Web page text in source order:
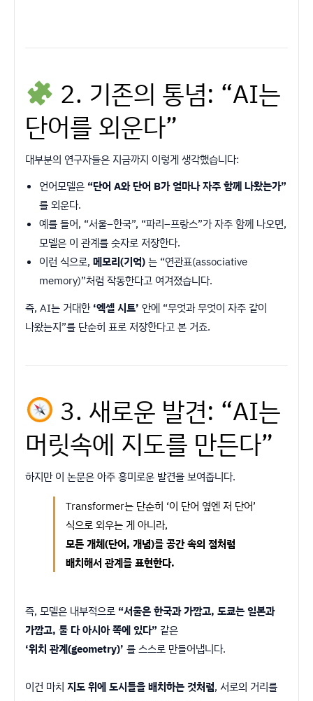
2. 기존의 통념: “AI는
단어를 외운다”
대부분의 연구자들은 지금까지 이렇게 생각했습니다:
언어모델은 “단어 A와 단어 B가 얼마나 자주 함께 나왔는가”
를 외운다.
예를 들어, “서울–한국”, “파리–프랑스”가 자주 함께 나오면,
모델은 이 관계를 숫자로 저장한다.
이런 식으로, 메모리(기억)는 “연관표(associative
memory)”처럼 작동한다고 여겨졌습니다.
즉, AI는 거대한‘엑셀 시트’ 안에 “무엇과 무엇이 자주 같이
나왔는지”를 단순히 표로 저장한다고 본 거죠.
3. 새로운 발견: “AI는
머릿속에 지도를 만든다”
하지만 이 논문은 아주 흥미로운 발견을 보여줍니다.
Transformer는 단순히 ‘이 단어 옆엔 저 단어’
식으로 외우는 게 아니라,
모든 개체(단어, 개념)를 공간 속의 점처럼
배치해서 관계를 표현한다.
즉, 모델은 내부적으로 “서울은 한국과 가깝고, 도쿄는 일본과
가깝고, 둘 다 아시아 쪽에 있다” 같은
‘위치 관계(geometry)’ 를 스스로 만들어냅니다.
이건 마치 지도 위에 도시들을 배치하는 것처럼, 서로의 거리를